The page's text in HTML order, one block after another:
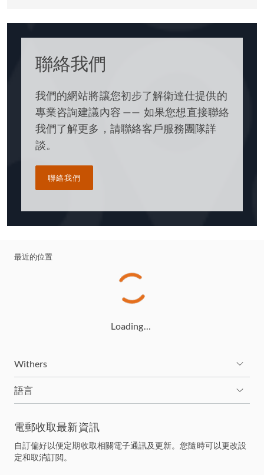
對我們來說，這使幫助您在工作上取得成功一事上變得
更為重要和更優先。從處理新藥申請到起草保護專有技
達仕團隊都可以幫助您認清和實現您工作的價值。
聯絡我們
我們的網站將讓您初步了解衛達仕提供的
專業咨詢建議內容 —— 如果您想直接聯絡
我們了解更多，請聯絡客戶服務團隊詳
談。
聯絡我們
最近的位置
Loading…
Withers
語言
電郵收取最新資訊
自訂偏好以便定期收取相關電子通訊及更新。您隨時可以更改設
定和取消訂閲。